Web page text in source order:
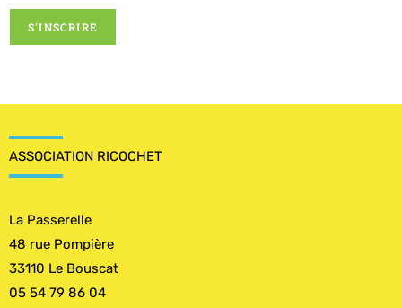
ASSOCIATION RICOCHET
La Passerelle
48 rue Pompière
33110 Le Bouscat
05 54 79 86 04